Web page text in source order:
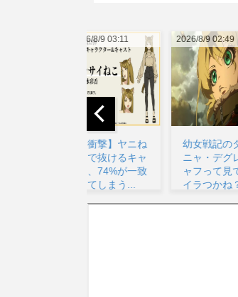
2026/8/9
【黄泉
イ】
面白
2026/8/9 02:49
幼女戦記のター
ニャ・デグレチ
ャフって見てて
イラつかね？...